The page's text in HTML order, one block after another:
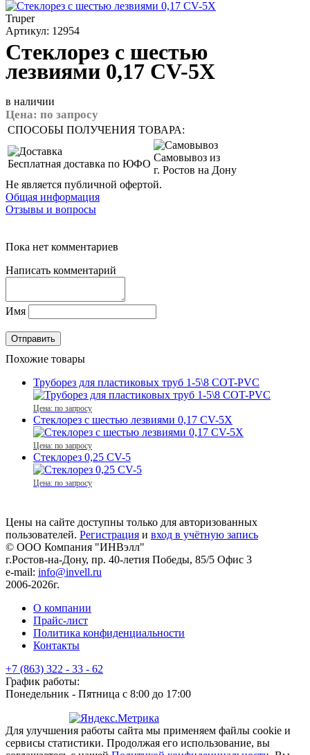
Truper
Артикул: 12954
Стеклорез с шестью
лезвиями 0,17 CV-5X
в наличии
Цена: по запросу
СПОСОБЫ ПОЛУЧЕНИЯ ТОВАРА:
Бесплатная доставка по ЮФО
Самовывоз из
г. Ростов на Дону
Не является публичной офертой.
Общая информация
Отзывы и вопросы
Пока нет комментариев
Написать комментарий
Имя
Похожие товары
Труборез для пластиковых труб 1-5\8 COT-PVC
Цена: по запросу
Стеклорез с шестью лезвиями 0,17 CV-5X
Цена: по запросу
Стеклорез 0,25 CV-5
Цена: по запросу
Цены на сайте доступны только для авторизованных
пользователей. Регистрация и вход в учётную запись
© ООО Компания "ИНВэлл"
г.Ростов-на-Дону, пр. 40-летия Победы, 85/5 Офис 3
e-mail: info@invell.ru
2006-2026г.
О компании
Прайс-лист
Политика конфиденциальности
Контакты
+7 (863) 322 - 33 - 62
График работы:
Понедельник - Пятница с 8:00 до 17:00
Для улучшения работы сайта мы применяем файлы cookie и
сервисы статистики. Продолжая его использование, вы